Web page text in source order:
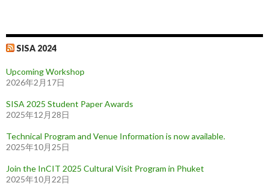
SISA 2024
Upcoming Workshop
2026年2月17日
SISA 2025 Student Paper Awards
2025年12月28日
Technical Program and Venue Information is now available.
2025年10月25日
Join the InCIT 2025 Cultural Visit Program in Phuket
2025年10月22日